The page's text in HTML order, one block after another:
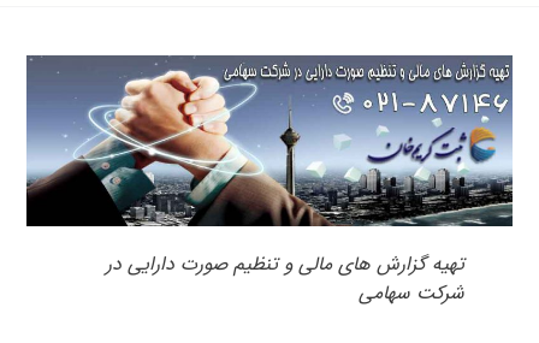
تهیه گزارش های مالی و تنظیم صورت دارایی در
شرکت سهامی